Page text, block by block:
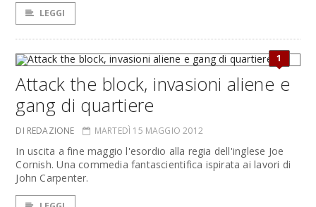
LEGGI
1
Attack the block, invasioni aliene e
gang di quartiere
DI REDAZIONE MARTEDÌ 15 MAGGIO 2012
In uscita a fine maggio l'esordio alla regia dell'inglese Joe
Cornish. Una commedia fantascientifica ispirata ai lavori di
John Carpenter.